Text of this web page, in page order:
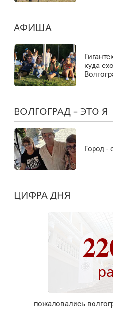
АФИША
куда
ВОЛГОГРАД – ЭТО Я
Город -
ЦИФРА ДНЯ
пожаловались